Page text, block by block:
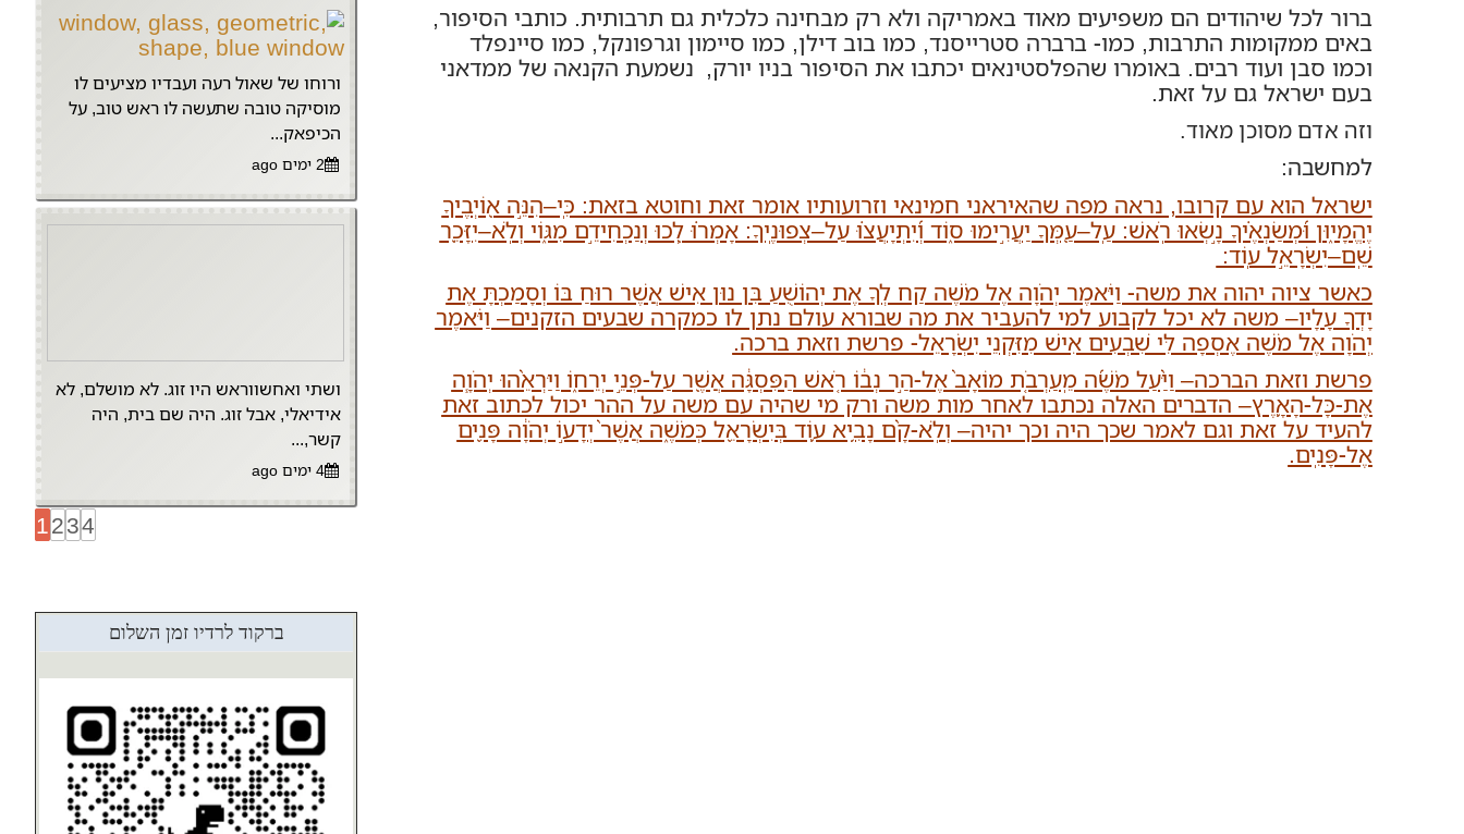
ברור לכל שיהודים הם משפיעים מאוד באמריקה ולא רק מבחינה כלכלית גם תרבותית. כותבי הסיפור,
באים ממקומות התרבות, כמו- ברברה סטרייסנד, כמו בוב דילן, כמו סיימון וגרפונקל, כמו סיינפלד
וכמו סבן ועוד רבים. באומרו שהפלסטינאים יכתבו את הסיפור בניו יורק, נשמעת הקנאה של ממדאני
בעם ישראל גם על זאת.
וזה אדם מסוכן מאוד.
למחשבה:
ישראל הוא עם קרובו, נראה מפה שהאיראני חמינאי וזרועותיו אומר זאת וחוטא בזאת: כִּֽי–הִנֵּ֣ה א֭וֹיְבֶיךָ
יֶהֱמָי֑וּן וּ֝מְשַׂנְאֶ֗יךָ נָ֣שְׂאוּ רֹֽאשׁ: עַֽל–עַ֭מְּךָ יַעֲרִ֣ימוּ ס֑וֹד וְ֝יִתְיָעֲצ֗וּ עַל–צְפוּנֶֽיךָ: אָמְר֗וּ לְ֭כוּ וְנַכְחִידֵ֣ם מִגּ֑וֹי וְלֹֽא–יִזָּכֵ֖ר
שֵֽׁם–יִשְׂרָאֵ֣ל עֽוֹד:
כאשר ציוה יהוה את משה- וַיֹּאמֶר יְהֹוָה אֶל מֹשֶׁה קַח לְךָ אֶת יְהוֹשֻׁעַ בִּן נוּן אִישׁ אֲשֶׁר רוּחַ בּוֹ וְסָמַכְתָּ אֶת
יָדְךָ עָלָיו– משה לא יכל לקבוע למי להעביר את מה שבורא עולם נתן לו כמקרה שבעים הזקנים– וַיֹּאמֶר
יְהֹוָה אֶל מֹשֶׁה אֶסְפָה לִּי שִׁבְעִים אִישׁ מִזִּקְנֵי יִשְׂרָאֵל- פרשת וזאת ברכה.
פרשת וזאת הברכה– וַיַּ֨עַל מֹשֶׁ֜ה מֵֽעַרְבֹ֤ת מוֹאָב֙ אֶל-הַ֣ר נְב֔וֹ רֹ֚אשׁ הַפִּסְגָּ֔ה אֲשֶׁ֖ר עַל-פְּנֵ֣י יְרֵח֑וֹ וַיַּרְאֵ֨הוּ יְהֹוָ֧ה
אֶת-כָּל-הָאָ֛רֶץ– הדברים האלה נכתבו לאחר מות משה ורק מי שהיה עם משה על ההר יכול לכתוב זאת
להעיד על זאת וגם לאמר שכך היה וכך יהיה– וְלֹֽא-קָ֨ם נָבִ֥יא ע֛וֹד בְּיִשְׂרָאֵ֖ל כְּמֹשֶׁ֑ה אֲשֶׁר֙ יְדָע֣וֹ יְהֹוָ֔ה פָּנִ֖ים
אֶל-פָּנִֽים.
ורוחו של שאול רעה ועבדיו מציעים לו
מוסיקה טובה שתעשה לו ראש טוב, על
הכיפאק...
2 ימים ago
ושתי ואחשווראש היו זוג. לא מושלם, לא
אידיאלי, אבל זוג. היה שם בית, היה
קשר,...
4 ימים ago
1234
ברקוד לרדיו זמן השלום